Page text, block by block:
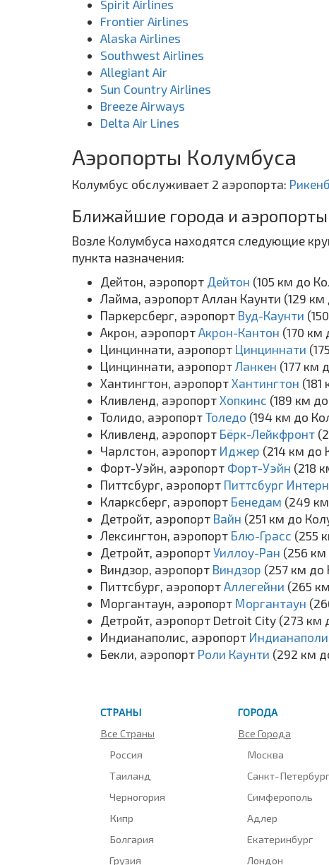
Spirit Airlines
Frontier Airlines
Alaska Airlines
Southwest Airlines
Allegiant Air
Sun Country Airlines
Breeze Airways
Delta Air Lines
Аэропорты Колумбуса
Колумбус обслуживает 2 аэропорта:
Ближайшие города и
Возле Колумбуса находятся следующие
пункта назначения:
Дейтон, аэропорт Дейтон (105 км до
Лайма, аэропорт Аллан Каунти (129
Паркерсберг, аэропорт Вуд-Каунти
Акрон, аэропорт Акрон-Кантон (170 км
Цинциннати, аэропорт Цинциннати
Цинциннати, аэропорт Ланкен (177 км
Хантингтон, аэропорт Хантингтон
Кливленд, аэропорт Хопкинс (189 км
Толидо, аэропорт Толедо (194 км до
Кливленд, аэропорт Бёрк-Лейкфронт
Чарлстон, аэропорт Иджер (214 км до
Форт-Уэйн, аэропорт Форт-Уэйн (218
Питтсбург, аэропорт Питтсбург
Кларксберг, аэропорт Бенедам (249
Детройт, аэропорт Вайн (251 км до
Лексингтон, аэропорт Блю-Грасс (255
Детройт, аэропорт Уиллоу-Ран (256
Виндзор, аэропорт Виндзор (257 км до
Питтсбург, аэропорт Аллегейни (265
Моргантаун, аэропорт Моргантаун
Детройт, аэропорт Detroit City (273 км
Индианаполис, аэропорт
Бекли, аэропорт Роли Каунти (292 км
СТРАНЫ
Все Страны
Россия
Таиланд
Черногория
Кипр
Болгария
Грузия
ГОРОДА
Все Города
Москва
Санкт-Петербург
Симферополь
Адлер
Екатеринбург
Лондон